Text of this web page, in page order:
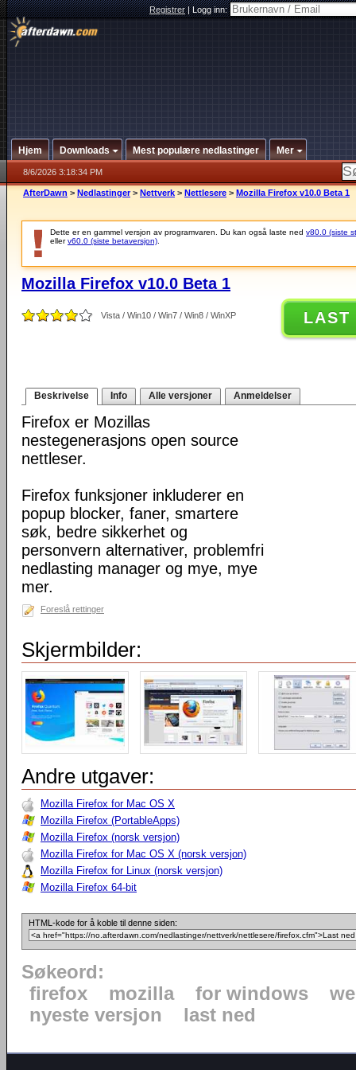
Registrer|Logg inn:
Hjem Downloads Mest populære nedlastinger Mer
8/6/2026 3:18:34 PM
AfterDawn > Nedlastinger > Nettverk > Nettlesere > Mozilla Firefox v10.0 Beta 1
Dette er en gammel versjon av programvaren. Du kan også laste ned v80.0 (siste
ellerv60.0 (siste betaversjon)
Mozilla Firefox v10.0 Beta 1
Vista / Win10 / Win7 / Win8 / WinXP LAST
Beskrivelse Info Alle versjoner Anmeldelser
Firefox er Mozillas
nestegenerasjons open source
nettleser.
Firefox funksjoner inkluderer en
popup blocker, faner, smartere
søk, bedre sikkerhet og
personvern alternativer, problemfri
nedlasting manager og mye, mye
mer.
Foreslå rettinger
Skjermbilder:
Andre utgaver:
Mozilla Firefox for Mac OS X
Mozilla Firefox (PortableApps)
Mozilla Firefox (norsk versjon)
Mozilla Firefox for Mac OS X (norsk versjon)
Mozilla Firefox for Linux (norsk versjon)
Mozilla Firefox 64-bit
HTML-kode for å koble til denne siden:
Søkeord:
firefox
mozilla for windows
nyeste versjon
last ned